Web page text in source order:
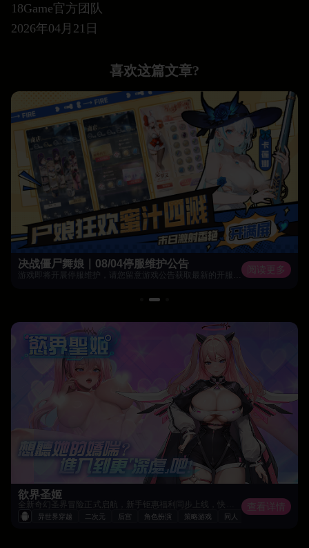
18Game官方团队
2026年04月21日
喜欢这篇文章?
决战僵尸舞娘｜08/04停服维护公告 阅读更多
欲界圣姬
异世界穿越 二次元 后宫 角色扮演 策略游戏 同人 美少女
查看详情